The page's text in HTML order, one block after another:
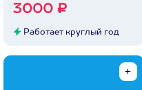
3000 ₽
Работает круглый год